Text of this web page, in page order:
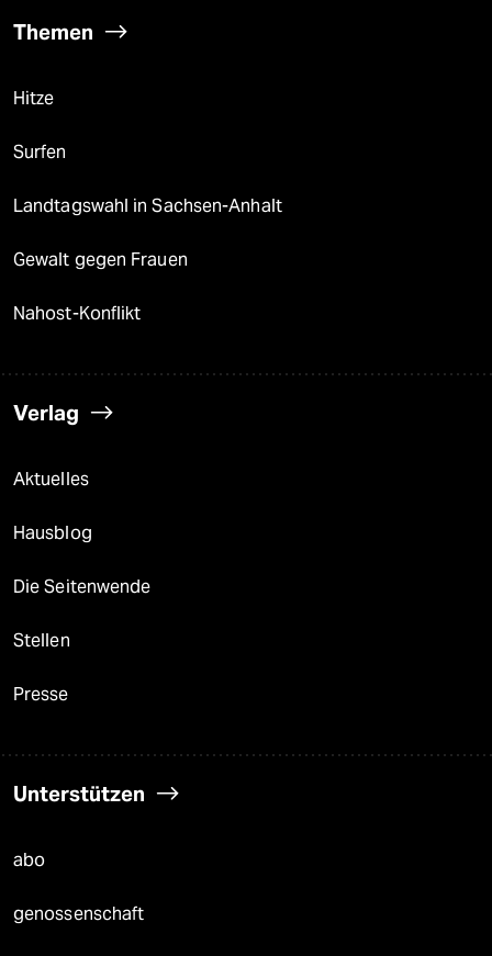
Themen
Hitze
Surfen
Landtagswahl in Sachsen-Anhalt
Gewalt gegen Frauen
Nahost-Konflikt
Verlag
Aktuelles
Hausblog
Die Seitenwende
Stellen
Presse
Unterstützen
abo
genossenschaft